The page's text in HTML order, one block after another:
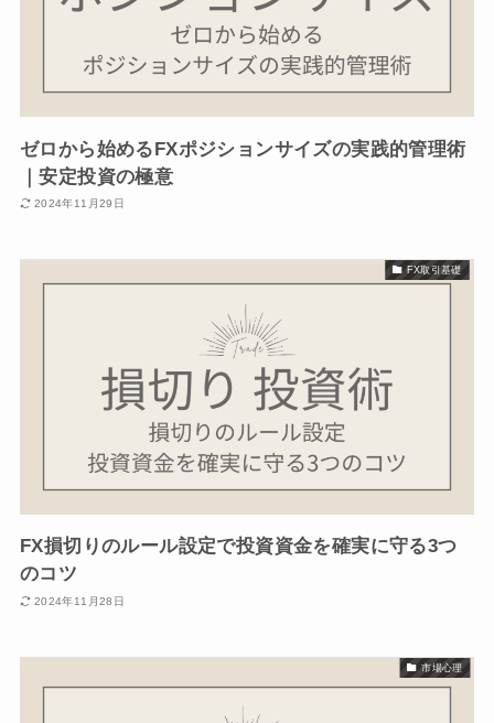
ゼロから始めるFXポジションサイズの実践的管理術
｜安定投資の極意
2024年11月29日
FX取引基礎
FX損切りのルール設定で投資資金を確実に守る3つ
のコツ
2024年11月28日
市場心理